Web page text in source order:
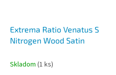
Extrema Ratio Venatus S
Nitrogen Wood Satin
Skladom (1 ks)